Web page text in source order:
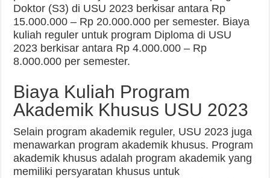
Doktor (S3) di USU 2023 berkisar antara Rp
15.000.000 – Rp 20.000.000 per semester. Biaya
kuliah reguler untuk program Diploma di USU
2023 berkisar antara Rp 4.000.000 – Rp
8.000.000 per semester.
Biaya Kuliah Program
Akademik Khusus USU 2023
Selain program akademik reguler, USU 2023 juga
menawarkan program akademik khusus. Program
akademik khusus adalah program akademik yang
memiliki persyaratan khusus untuk